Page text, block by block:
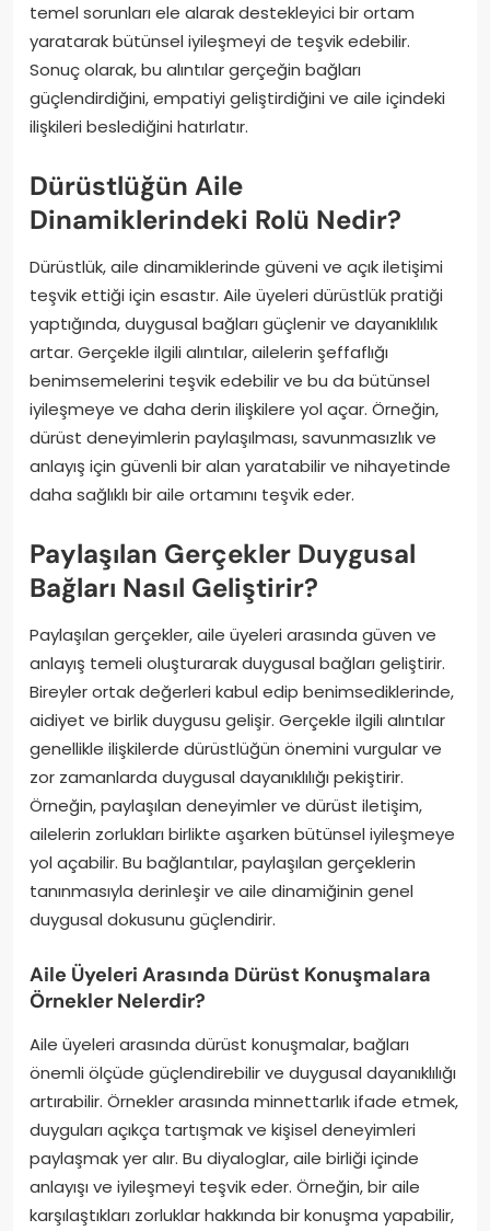
temel sorunları ele alarak destekleyici bir ortam
yaratarak bütünsel iyileşmeyi de teşvik edebilir.
Sonuç olarak, bu alıntılar gerçeğin bağları
güçlendirdiğini, empatiyi geliştirdiğini ve aile içindeki
ilişkileri beslediğini hatırlatır.
Dürüstlüğün Aile
Dinamiklerindeki Rolü Nedir?
Dürüstlük, aile dinamiklerinde güveni ve açık iletişimi
teşvik ettiği için esastır. Aile üyeleri dürüstlük pratiği
yaptığında, duygusal bağları güçlenir ve dayanıklılık
artar. Gerçekle ilgili alıntılar, ailelerin şeffaflığı
benimsemelerini teşvik edebilir ve bu da bütünsel
iyileşmeye ve daha derin ilişkilere yol açar. Örneğin,
dürüst deneyimlerin paylaşılması, savunmasızlık ve
anlayış için güvenli bir alan yaratabilir ve nihayetinde
daha sağlıklı bir aile ortamını teşvik eder.
Paylaşılan Gerçekler Duygusal
Bağları Nasıl Geliştirir?
Paylaşılan gerçekler, aile üyeleri arasında güven ve
anlayış temeli oluşturarak duygusal bağları geliştirir.
Bireyler ortak değerleri kabul edip benimsediklerinde,
aidiyet ve birlik duygusu gelişir. Gerçekle ilgili alıntılar
genellikle ilişkilerde dürüstlüğün önemini vurgular ve
zor zamanlarda duygusal dayanıklılığı pekiştirir.
Örneğin, paylaşılan deneyimler ve dürüst iletişim,
ailelerin zorlukları birlikte aşarken bütünsel iyileşmeye
yol açabilir. Bu bağlantılar, paylaşılan gerçeklerin
tanınmasıyla derinleşir ve aile dinamiğinin genel
duygusal dokusunu güçlendirir.
Aile Üyeleri Arasında Dürüst Konuşmalara
Örnekler Nelerdir?
Aile üyeleri arasında dürüst konuşmalar, bağları
önemli ölçüde güçlendirebilir ve duygusal dayanıklılığı
artırabilir. Örnekler arasında minnettarlık ifade etmek,
duyguları açıkça tartışmak ve kişisel deneyimleri
paylaşmak yer alır. Bu diyaloglar, aile birliği içinde
anlayışı ve iyileşmeyi teşvik eder. Örneğin, bir aile
karşılaştıkları zorluklar hakkında bir konuşma yapabilir,